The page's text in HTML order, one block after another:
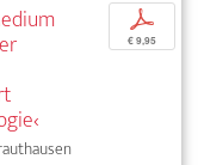
p
€ 9,95